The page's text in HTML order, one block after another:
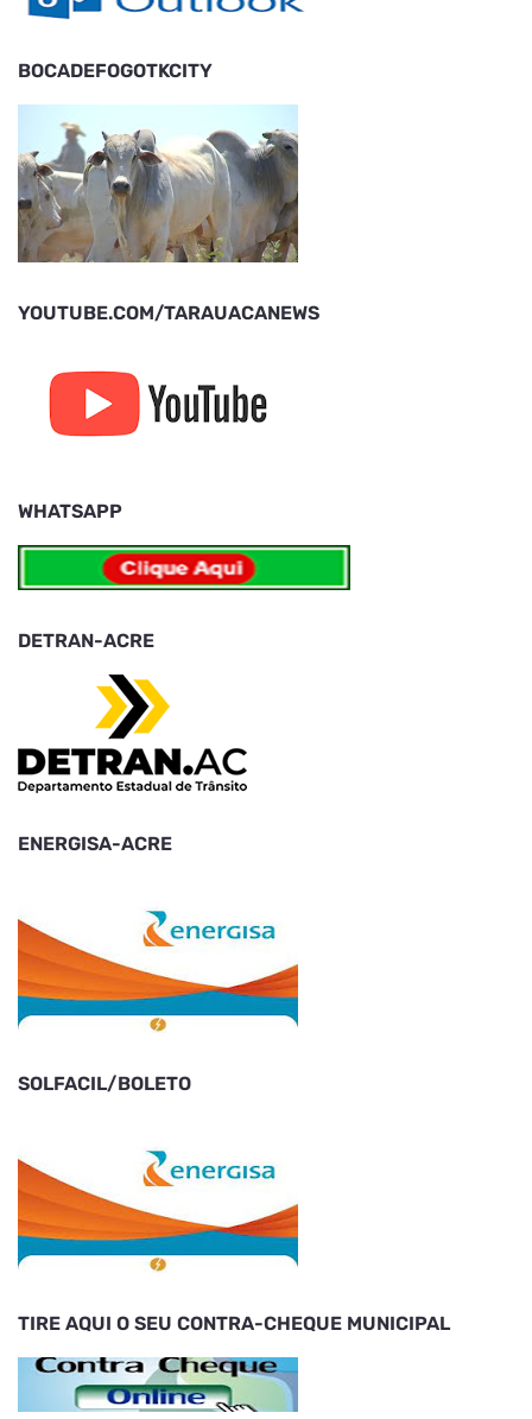
BOCADEFOGOTKCITY
YOUTUBE.COM/TARAUACANEWS
WHATSAPP
DETRAN-ACRE
ENERGISA-ACRE
SOLFACIL/BOLETO
TIRE AQUI O SEU CONTRA-CHEQUE MUNICIPAL